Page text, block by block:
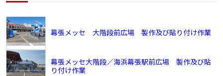
幕張メッセ 大階段前広場 製作及び貼り付け作業
幕張メッセ大階段／海浜幕張駅前広場 製作及び貼
り付け作業